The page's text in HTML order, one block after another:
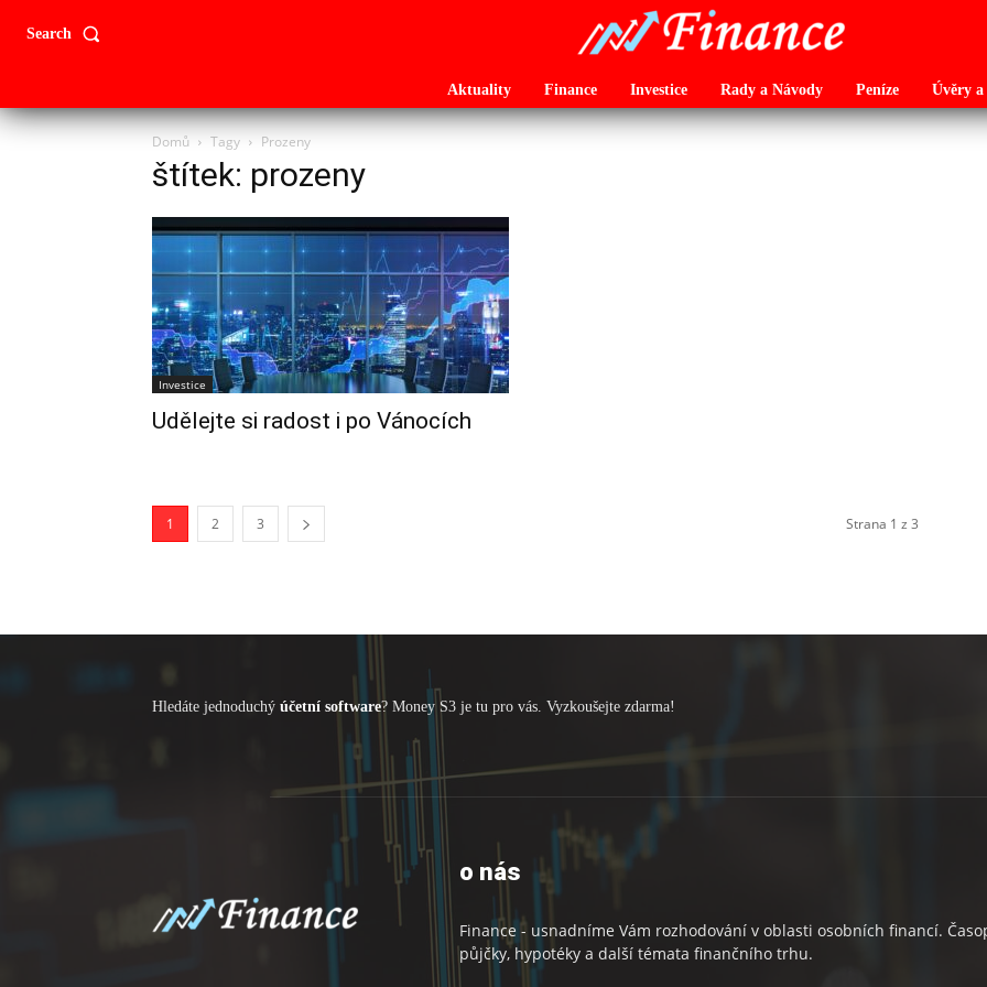
Search
Aktuality Finance Investice Rady a Návody Peníze Úvěry
Domů Tagy Prozeny
štítek: prozeny
Investice
Udělejte si radost i po Vánocích
1 2 3 Strana 1 z 3
Hledáte jednoduchý účetní software? Money S3 je tu pro vás. Vyzkoušejte zdarma!
o nás
Finance - usnadníme Vám rozhodování v oblasti osobních financí.
půjčky, hypotéky a další témata finančního trhu.